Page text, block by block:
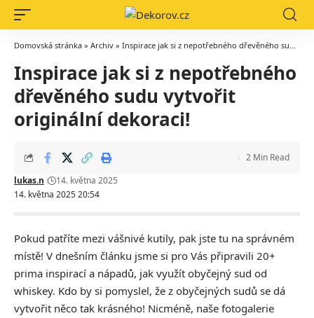
Domovská stránka » Archiv » Inspirace jak si z nepotřebného dřevěného sudu vytvořit originální dekoraci!
Inspirace jak si z nepotřebného
dřevěného sudu vytvořit
originální dekoraci!
14. května 2025 20:54
lukas.n 14. května 2025
2 Min Read
Pokud patříte mezi vášnivé kutily, pak jste tu na správném
místě! V dnešním článku jsme si pro Vás připravili 20+
prima inspirací a nápadů, jak využít obyčejný sud od
whiskey. Kdo by si pomyslel, že z obyčejných sudů se dá
vytvořit něco tak krásného! Nicméně, naše fotogalerie